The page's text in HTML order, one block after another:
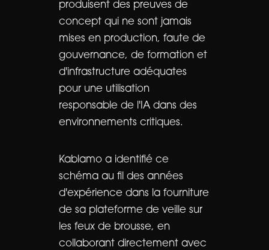
produisent des preuves de
concept qui ne sont jamais
mises en production, faute de
gouvernance, de formation et
d'infrastructure adéquates
pour une utilisation
responsable de l'IA dans des
environnements critiques.
Kablamo a identifié ce
schéma au fil des années
d'expérience dans la fourniture
de sa plateforme de veille sur
les feux de brousse, en
collaborant directement avec